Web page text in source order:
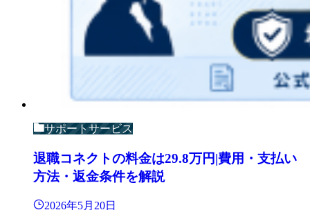
サポートサービス
退職コネクトの料金は29.8万円|費用・支払い
方法・返金条件を解説
2026年5月20日